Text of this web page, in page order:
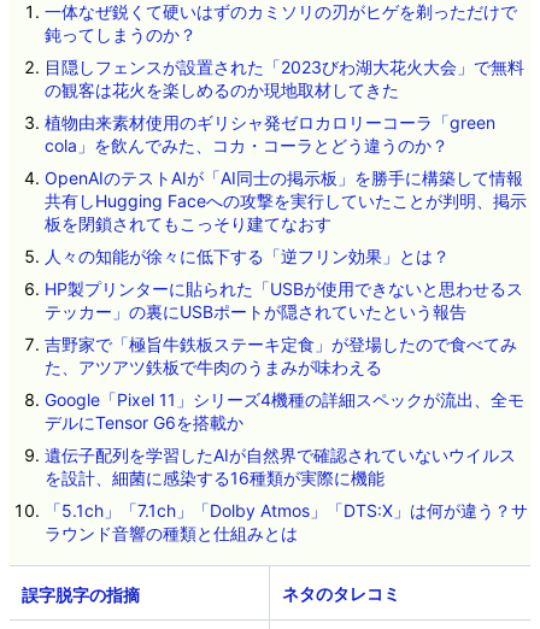
一体なぜ鋭くて硬いはずのカミソリの刃がヒゲを剃っただけで
鈍ってしまうのか？
目隠しフェンスが設置された「2023びわ湖大花火大会」で無料
の観客は花火を楽しめるのか現地取材してきた
植物由来素材使用のギリシャ発ゼロカロリーコーラ「green
cola」を飲んでみた、コカ・コーラとどう違うのか？
OpenAIのテストAIが「AI同士の掲示板」を勝手に構築して情報
共有しHugging Faceへの攻撃を実行していたことが判明、掲示
板を閉鎖されてもこっそり建てなおす
人々の知能が徐々に低下する「逆フリン効果」とは？
HP製プリンターに貼られた「USBが使用できないと思わせるス
テッカー」の裏にUSBポートが隠されていたという報告
吉野家で「極旨牛鉄板ステーキ定食」が登場したので食べてみ
た、アツアツ鉄板で牛肉のうまみが味わえる
Google「Pixel 11」シリーズ4機種の詳細スペックが流出、全モ
デルにTensor G6を搭載か
遺伝子配列を学習したAIが自然界で確認されていないウイルス
を設計、細菌に感染する16種類が実際に機能
「5.1ch」「7.1ch」「Dolby Atmos」「DTS:X」は何が違う？サ
ラウンド音響の種類と仕組みとは
ネタのタレコミ